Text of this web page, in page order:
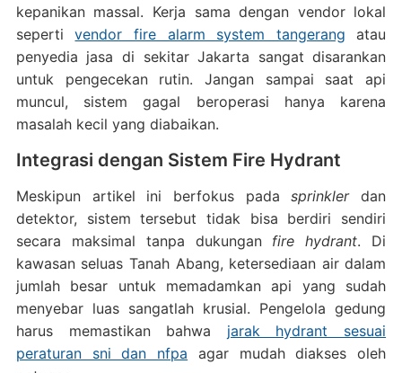
kepanikan massal. Kerja sama dengan vendor lokal
sepertivendor fire alarm system tangerang atau
penyedia jasa di sekitar Jakarta sangat disarankan
untuk pengecekan rutin. Jangan sampai saat api
muncul, sistem gagal beroperasi hanya karena
masalah kecil yang diabaikan.
Integrasi dengan Sistem Fire Hydrant
Meskipun artikel ini berfokus padasprinklerdan
detektor, sistem tersebut tidak bisa berdiri sendiri
secara maksimal tanpa dukungan fire hydrant. Di
kawasan seluas Tanah Abang, ketersediaan air dalam
jumlah besar untuk memadamkan api yang sudah
menyebar luas sangatlah krusial. Pengelola gedung
harus memastikan bahwa jarak hydrant sesuai
peraturan sni dan nfpa agar mudah diakses oleh